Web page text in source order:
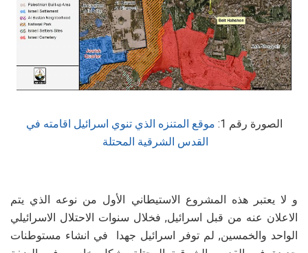
الصورة رقم 1:
موقع المتنزه الذي تنوي اسرائيل اقامته في
القدس الشرقية المحتلة
و لا يعتبر هذه المشروع الاستيطاني الأول من نوعه الذي يتم
الاعلان عنه من قبل اسرائيل, فخلال سنوات الاحتلال الاسرائيلي
الواحد والخمسين, لم توفر اسرائيل جهدا في انشاء مستوطنات